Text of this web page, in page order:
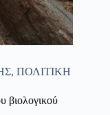
, ΠΟΛΙΤΙΚΗ
βιολογικού